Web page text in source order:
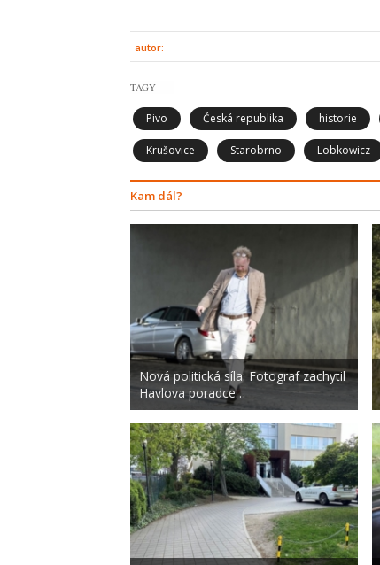
autor:
TAGY
Pivo Česká republika historie
Krušovice Starobrno Lobkowicz
Kam dál?
Nová politická síla: Fotograf zachytil
Havlova poradce…